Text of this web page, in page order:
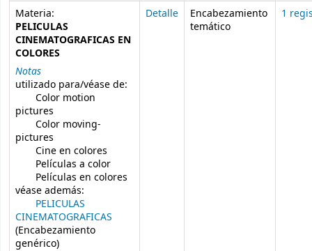
Materia:
PELICULAS
CINEMATOGRAFICAS EN
COLORES
Notas
utilizado para/véase de:
Color motion
pictures
Color moving-
pictures
Cine en colores
Películas a color
Películas en colores
véase además:
PELICULAS
CINEMATOGRAFICAS
(Encabezamiento
genérico)
Detalle
Encabezamiento
temático
1